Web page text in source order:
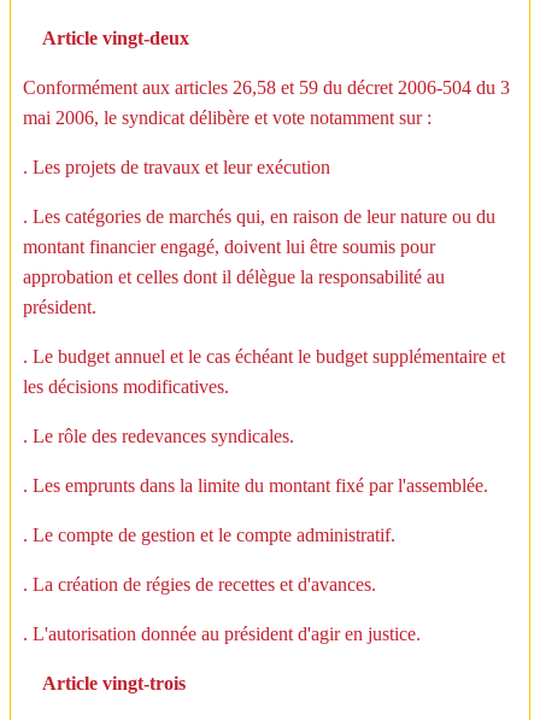
Article vingt-deux
Conformément aux articles 26,58 et 59 du décret 2006-504 du 3
mai 2006, le syndicat délibère et vote notamment sur :
. Les projets de travaux et leur exécution
. Les catégories de marchés qui, en raison de leur nature ou du
montant financier engagé, doivent lui être soumis pour
approbation et celles dont il délègue la responsabilité au
président.
. Le budget annuel et le cas échéant le budget supplémentaire et
les décisions modificatives.
. Le rôle des redevances syndicales.
. Les emprunts dans la limite du montant fixé par l'assemblée.
. Le compte de gestion et le compte administratif.
. La création de régies de recettes et d'avances.
. L'autorisation donnée au président d'agir en justice.
Article vingt-trois